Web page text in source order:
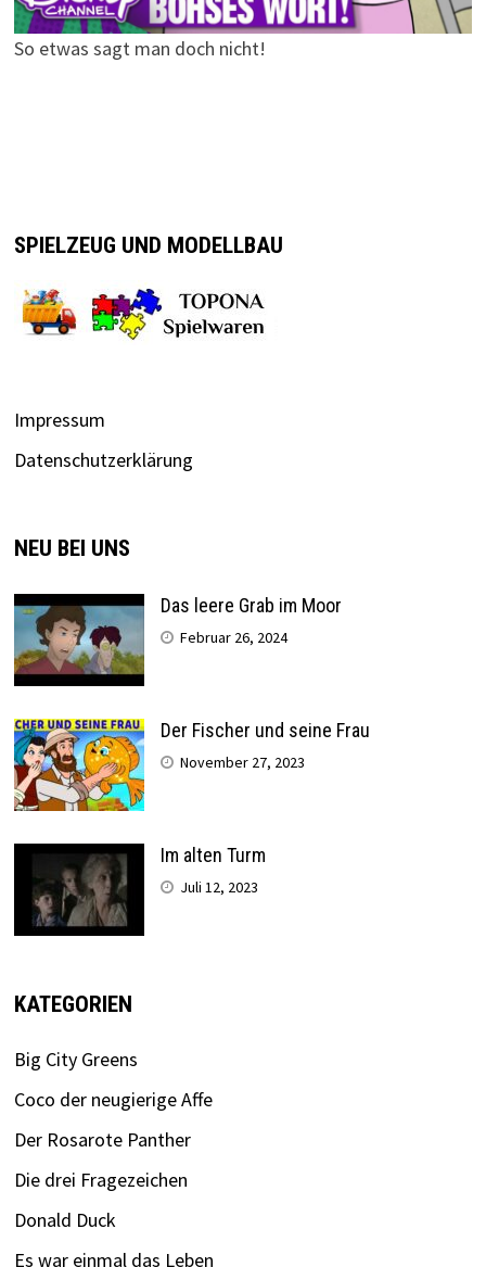
So etwas sagt man doch nicht!
SPIELZEUG UND MODELLBAU
Impressum
Datenschutzerklärung
NEU BEI UNS
Das leere Grab im Moor
Februar 26, 2024
Der Fischer und seine Frau
November 27, 2023
Im alten Turm
Juli 12, 2023
KATEGORIEN
Big City Greens
Coco der neugierige Affe
Der Rosarote Panther
Die drei Fragezeichen
Donald Duck
Es war einmal das Leben